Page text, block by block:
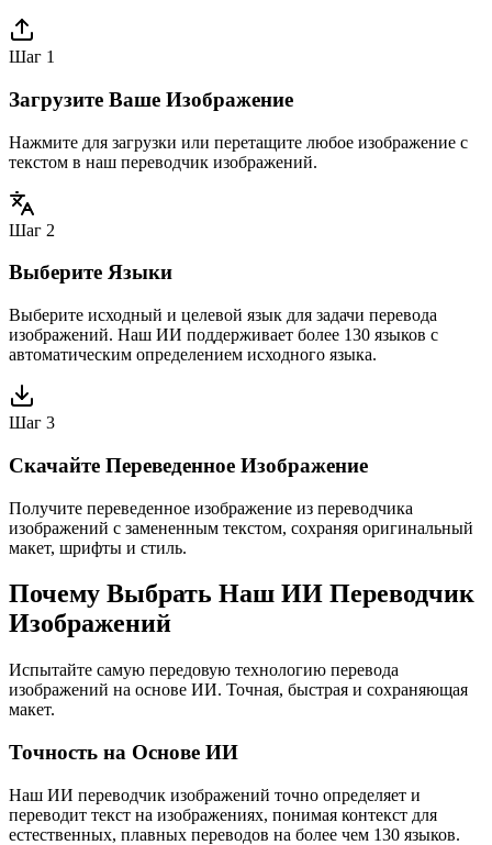
Шаг 1
Загрузите Ваше Изображение
Нажмите для загрузки или перетащите любое изображение с
текстом в наш переводчик изображений.
Шаг 2
Выберите Языки
Выберите исходный и целевой язык для задачи перевода
изображений. Наш ИИ поддерживает более 130 языков с
автоматическим определением исходного языка.
Шаг 3
Скачайте Переведенное Изображение
Получите переведенное изображение из переводчика
изображений с замененным текстом, сохраняя оригинальный
макет, шрифты и стиль.
Почему Выбрать Наш ИИ Переводчик
Изображений
Испытайте самую передовую технологию перевода
изображений на основе ИИ. Точная, быстрая и сохраняющая
макет.
Точность на Основе ИИ
Наш ИИ переводчик изображений точно определяет и
переводит текст на изображениях, понимая контекст для
естественных, плавных переводов на более чем 130 языков.